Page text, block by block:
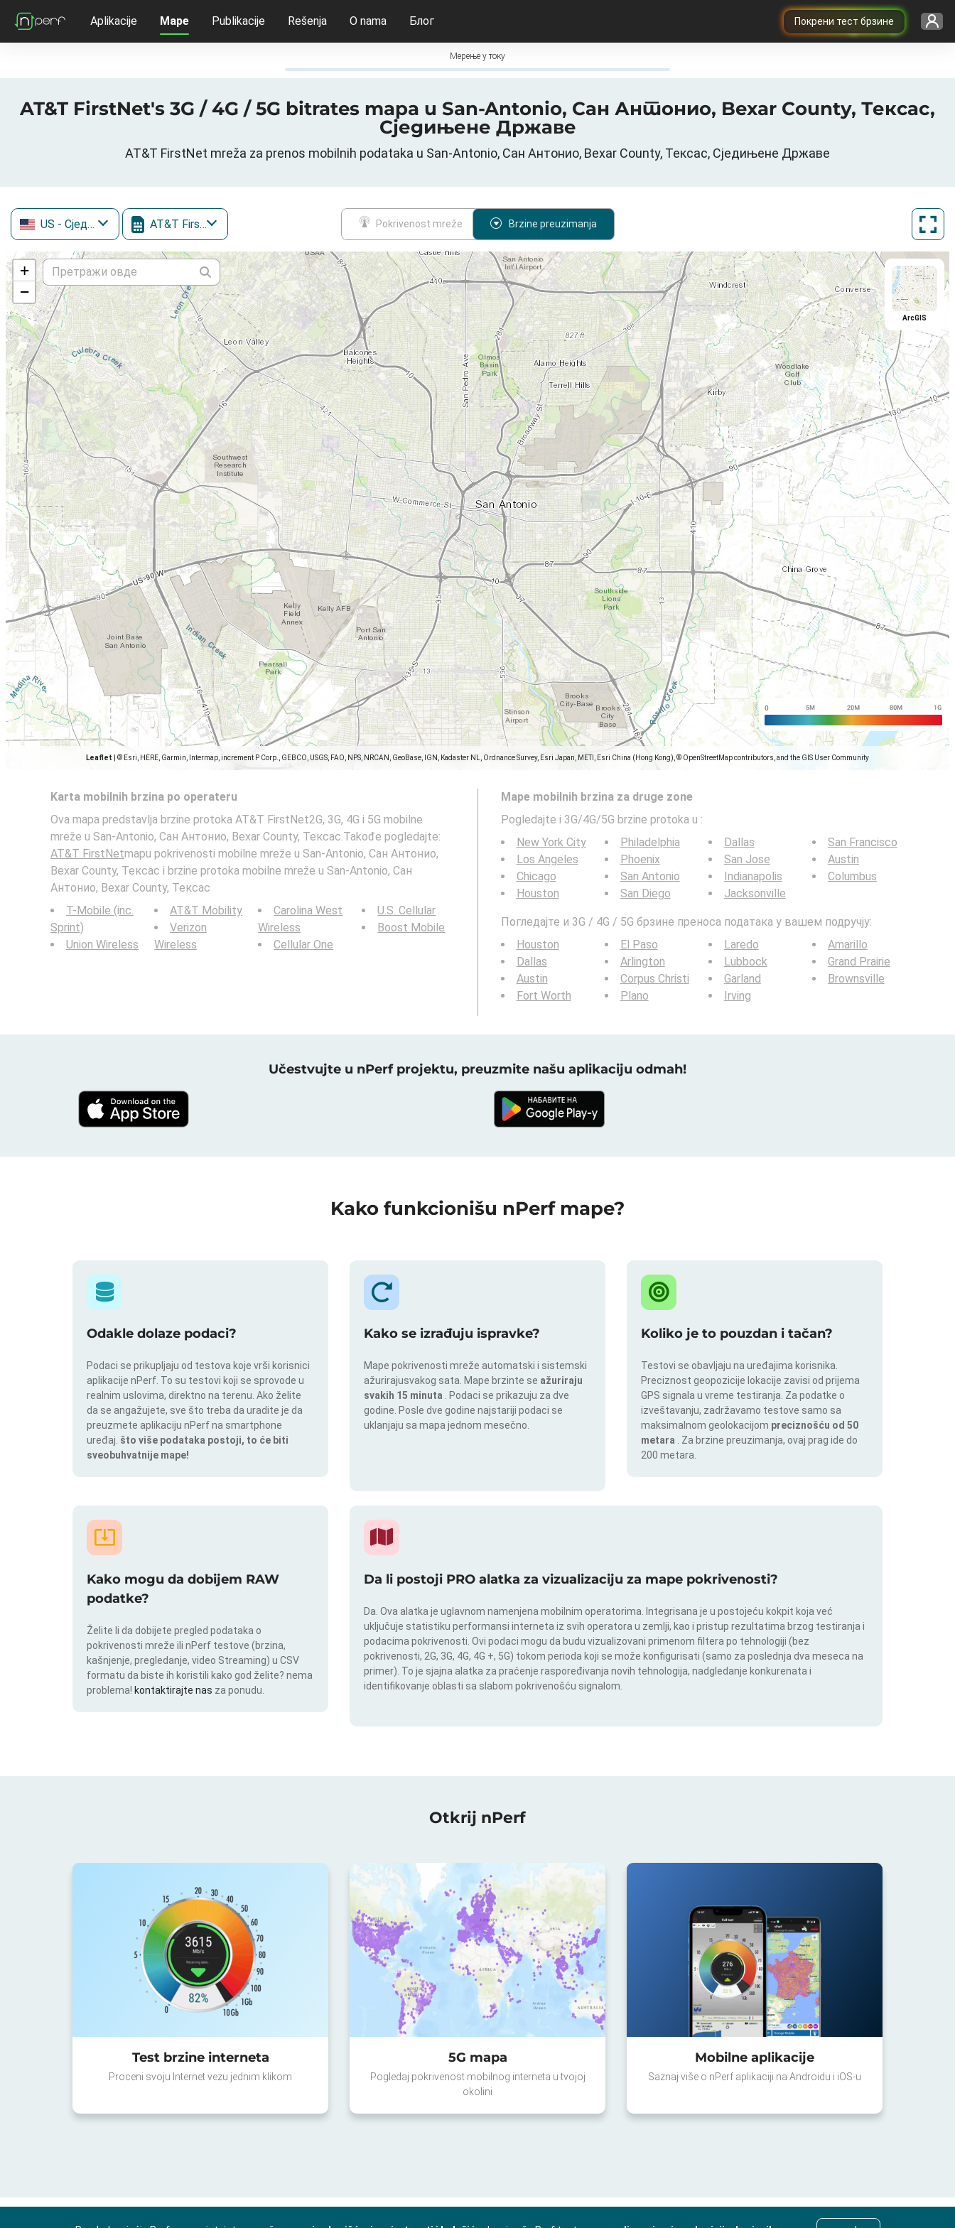
Покрени тест брзине
Aplikacije Mape Publikacije Rešenja O nama Блог
Мерење у току
AT&T FirstNet's 3G / 4G / 5G bitrates mapa u San-Antonio, Сан Антонио, Bexar County, Тексас,
Сједињене Државе
AT&T FirstNet mreža za prenos mobilnih podataka u San-Antonio, Сан Антонио, Bexar County, Тексас, Сједињене Државе
US - Сједињене Државе AT&T FirstNet Pokrivenost mreže Brzine preuzimanja
+
−
Leaflet © Esri, HERE, Garmin, Intermap, increment P Corp., GEBCO, USGS, FAO, NPS, NRCAN, GeoBase, IGN, Kadaster NL, Ordnance Survey, Esri Japan, METI, Esri China (Hong Kong), © OpenStreetMap contributors, and the GIS User Community
ArcGIS
Karta mobilnih brzina po operateru
Ova mapa predstavlja brzine protoka AT&T FirstNet2G, 3G, 4G i 5G mobilne
mreže u San-Antonio, Сан Антонио, Bexar County, Тексас.Takođe pogledajte:
AT&T FirstNetmapu pokrivenosti mobilne mreže u San-Antonio, Сан Антонио,
Bexar County, Тексас i brzine protoka mobilne mreže u San-Antonio, Сан
Антонио, Bexar County, Тексас
T-Mobile (inc.
Sprint)
Union Wireless
AT&T Mobility
Verizon
Wireless
Carolina West
Wireless
Cellular One
U.S. Cellular
Boost Mobile
Mape mobilnih brzina za druge zone
Pogledajte i 3G/4G/5G brzine protoka u :
New York City
Los Angeles
Chicago
Houston
Philadelphia
Phoenix
San Antonio
San Diego
Dallas
San Jose
Indianapolis
Jacksonville
San Francisco
Austin
Columbus
Погледајте и 3G / 4G / 5G брзине преноса података у вашем подручју:
Houston
Dallas
Austin
Fort Worth
El Paso
Arlington
Corpus Christi
Plano
Laredo
Lubbock
Garland
Irving
Amarillo
Grand Prairie
Brownsville
Učestvujte u nPerf projektu, preuzmite našu aplikaciju odmah!
Kako funkcionišu nPerf mape?
Odakle dolaze podaci?
Podaci se prikupljaju od testova koje vrši korisnici
aplikacije nPerf. To su testovi koji se sprovode u
realnim uslovima, direktno na terenu. Ako želite
da se angažujete, sve što treba da uradite je da
preuzmete aplikaciju nPerf na smartphone
uređaj. što više podataka postoji, to će biti
sveobuhvatnije mape!
Kako se izrađuju ispravke?
Mape pokrivenosti mreže automatski i sistemski
ažurirajusvakog sata. Mape brzinte se ažuriraju
svakih 15 minuta
. Podaci se prikazuju za dve
godine. Posle dve godine najstariji podaci se
uklanjaju sa mapa jednom mesečno.
Koliko je to pouzdan i tačan?
Testovi se obavljaju na uređajima korisnika.
Preciznost geopozicije lokacije zavisi od prijema
GPS signala u vreme testiranja. Za podatke o
izveštavanju, zadržavamo testove samo sa
maksimalnom geolokacijom preciznošću od 50
metara
. Za brzine preuzimanja, ovaj prag ide do
200 metara.
Kako mogu da dobijem RAW
podatke?
Želite li da dobijete pregled podataka o
pokrivenosti mreže ili nPerf testove (brzina,
kašnjenje, pregledanje, video Streaming) u CSV
formatu da biste ih koristili kako god želite? nema
problema! kontaktirajte nas za ponudu.
Da li postoji PRO alatka za vizualizaciju za mape pokrivenosti?
Da. Ova alatka je uglavnom namenjena mobilnim operatorima. Integrisana je u postojeću kokpit koja već
uključuje statistiku performansi interneta iz svih operatora u zemlji, kao i pristup rezultatima brzog testiranja i
podacima pokrivenosti. Ovi podaci mogu da budu vizualizovani primenom filtera po tehnologiji (bez
pokrivenosti, 2G, 3G, 4G, 4G +, 5G) tokom perioda koji se može konfigurisati (samo za poslednja dva meseca na
primer). To je sjajna alatka za praćenje raspoređivanja novih tehnologija, nadgledanje konkurenata i
identifikovanje oblasti sa slabom pokrivenošću signalom.
Otkrij nPerf
Test brzine interneta
Proceni svoju Internet vezu jednim klikom
5G mapa
Pogledaj pokrivenost mobilnog interneta u tvojoj
okolini
Mobilne aplikacije
Saznaj više o nPerf aplikaciji na Androidu i iOS-u